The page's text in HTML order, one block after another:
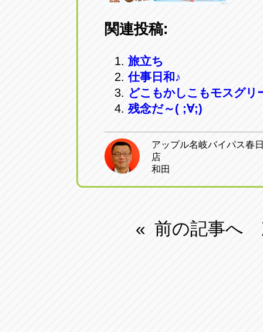
0587-66-
トラック
059-331-
愛知県岩倉市大地町長田35-1
オートフレンド
愛知県清須市春日砂賀東114
三重
トラック市四日市店
三重県四日市市午起3丁目1番3
関連投稿:
旅立ち
仕事日和♪
どこもかしこもモスグリ
残念だ～( ;∀;)
アップル名岐バイパス春
店
和田
« 前の記事へ